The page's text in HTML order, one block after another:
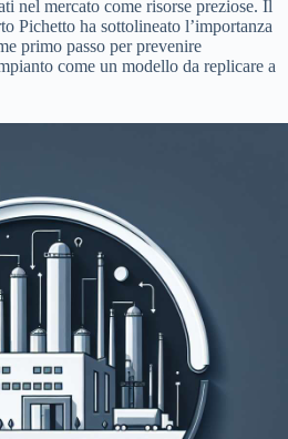
nel mercato come risorse preziose. Il
Pichetto ha sottolineato l’importanza
primo passo per prevenire
come un modello da replicare a